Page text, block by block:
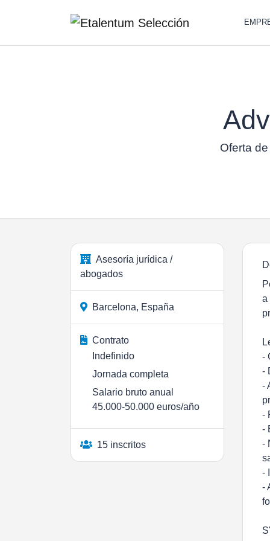
Oferta
Asesoría jurídica /
abogados
Barcelona, España
Contrato
Indefinido
Jornada completa
Salario bruto anual
45.000-50.000 euros/año
15 inscritos
a
-
-
-
-
-
-
-
-